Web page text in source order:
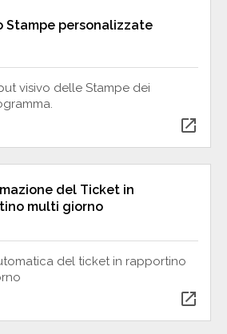
Stampe personalizzate
visivo delle Stampe dei
open_in_new
del Ticket in
multi giorno
del ticket in rapportino
open_in_new